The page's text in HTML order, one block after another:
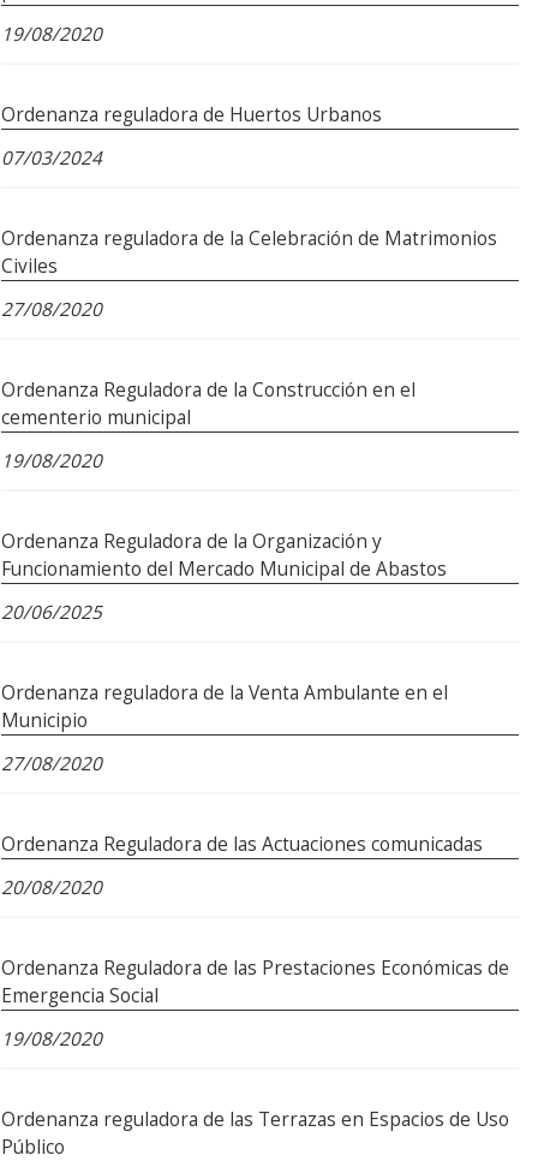
19/08/2020
Ordenanza reguladora de Huertos Urbanos
07/03/2024
Ordenanza reguladora de la Celebración de Matrimonios
Civiles
27/08/2020
Ordenanza Reguladora de la Construcción en el
cementerio municipal
19/08/2020
Ordenanza Reguladora de la Organización y
Funcionamiento del Mercado Municipal de Abastos
20/06/2025
Ordenanza reguladora de la Venta Ambulante en el
Municipio
27/08/2020
Ordenanza Reguladora de las Actuaciones comunicadas
20/08/2020
Ordenanza Reguladora de las Prestaciones Económicas de
Emergencia Social
19/08/2020
Ordenanza reguladora de las Terrazas en Espacios de Uso
Público